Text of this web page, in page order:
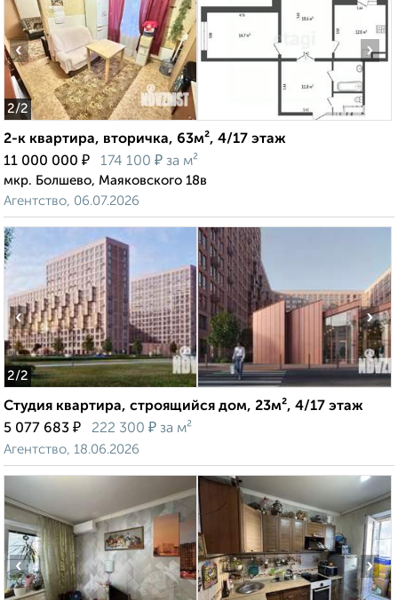
2/2
‹ ›
2-к квартира, вторичка, 63м², 4/17 этаж
11 000 000 ₽ 174 100 ₽ за м²
мкр. Болшево, Маяковского 18в
Агентство, 06.07.2026
2/2
‹ ›
Студия квартира, строящийся дом, 23м², 4/17 этаж
5 077 683 ₽ 222 300 ₽ за м²
Агентство, 18.06.2026
‹ ›